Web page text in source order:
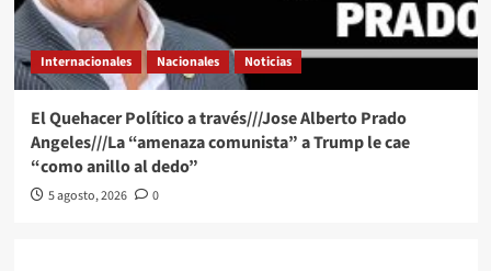
Internacionales Nacionales Noticias
El Quehacer Político a través///Jose Alberto Prado
Angeles///La “amenaza comunista” a Trump le cae
“como anillo al dedo”
5 agosto, 2026 0